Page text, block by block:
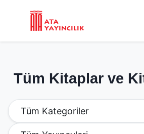
Tüm Kitaplar ve
Kategoriye Göre Filtrele
Yayınevine Göre Filtrele